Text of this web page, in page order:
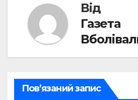
Від
Газета
Пов’язаний запис